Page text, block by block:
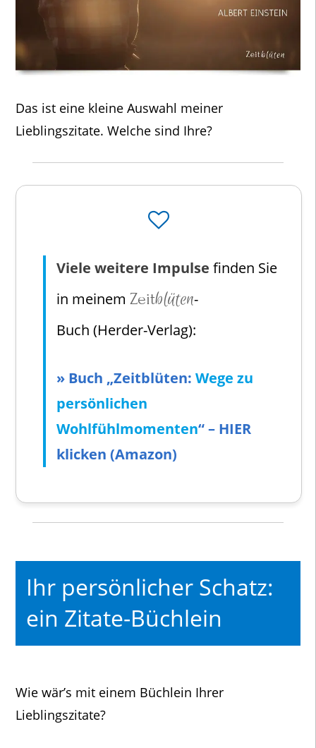
Das ist eine kleine Auswahl meiner
Lieblingszitate. Welche sind Ihre?
Viele weitere Impulse finden Sie
in meinem Zeitblüten-
Buch (Herder-Verlag):
» Buch „Zeitblüten: Wege zu
persönlichen
Wohlfühlmomenten“– HIER
klicken (Amazon)
Ihr persönlicher Schatz:
ein Zitate-Büchlein
Wie wär’s mit einem Büchlein Ihrer
Lieblingszitate?